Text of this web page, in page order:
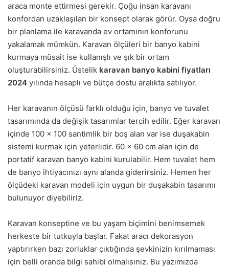
araca monte ettirmesi gerekir. Çoğu insan karavanı
konfordan uzaklaşılan bir konsept olarak görür. Oysa doğru
bir planlama ile karavanda ev ortamının konforunu
yakalamak mümkün. Karavan ölçüleri bir banyo kabini
kurmaya müsait ise kullanışlı ve şık bir ortam
oluşturabilirsiniz. Üstelik karavan banyo kabini fiyatları
2024 yılında hesaplı ve bütçe dostu aralıkta satılıyor.
Her karavanın ölçüsü farklı olduğu için, banyo ve tuvalet
tasarımında da değişik tasarımlar tercih edilir. Eğer karavan
içinde 100 x 100 santimlik bir boş alan var ise duşakabin
sistemi kurmak için yeterlidir. 60 x 60 cm alan için de
portatif karavan banyo kabini kurulabilir. Hem tuvalet hem
de banyo ihtiyacınızı aynı alanda giderirsiniz. Hemen her
ölçüdeki karavan modeli için uygun bir duşakabin tasarımı
bulunuyor diyebiliriz.
Karavan konseptine ve bu yaşam biçimini benimsemek
herkeste bir tutkuyla başlar. Fakat aracı dekorasyon
yaptırırken bazı zorluklar çıktığında şevkinizin kırılmaması
için belli oranda bilgi sahibi olmalısınız. Bu yazımızda